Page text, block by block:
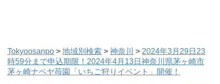
Tokyoosanpo > 地域別検索 > 神奈川 > 2024年3月29日23
時59分まで申込期限！2024年4⽉13⽇神奈川県茅ヶ崎市
茅ヶ崎ナベヤ苺園「いちご狩りイベント」開催！